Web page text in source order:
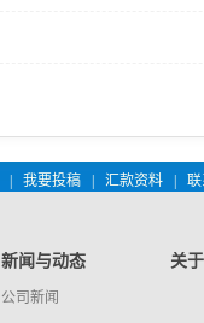
我要投稿 汇款资料
新闻与动态
公司新闻
关